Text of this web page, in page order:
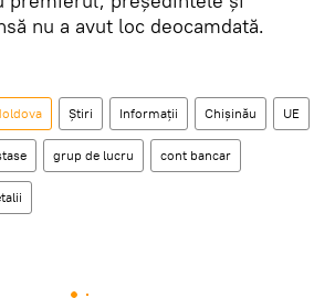
nu a avut loc deocamdată.
Știri Informații Chișinău UE
grup de lucru cont bancar